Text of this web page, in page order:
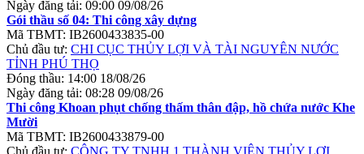
Ngày đăng tải: 09:00 09/08/26
Gói thầu số 04: Thi công xây dựng
Mã TBMT: IB2600433835-00
Chủ đầu tư: CHI CỤC THỦY LỢI VÀ TÀI NGUYÊN NƯỚC
TỈNH PHÚ THỌ
Đóng thầu: 14:00 18/08/26
Ngày đăng tải: 08:28 09/08/26
Thi công Khoan phụt chống thấm thân đập, hồ chứa nước Khe
Mười
Mã TBMT: IB2600433879-00